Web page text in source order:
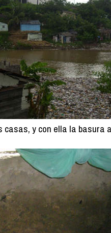
casas, y con ella la basura